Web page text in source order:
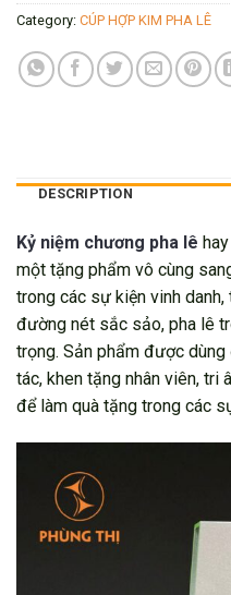
Category: CÚP HỢP KIM PHA LÊ
DESCRIPTION
Kỷ niệm chương pha lê
một tặng phẩm vô cùng
trong các sự kiện vinh
đường nét sắc sảo, pha lê
trọng. Sản phẩm được
tác, khen tặng nhân viên, tri
để làm quà tặng trong các